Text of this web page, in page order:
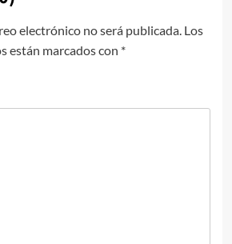
electrónico no será publicada. Los
están marcados con *